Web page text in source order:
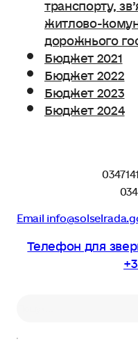
житлово-
дорожнього
Бюджет 2021
Бюджет 2022
Бюджет 2023
Бюджет 2024
Email
Телефон для